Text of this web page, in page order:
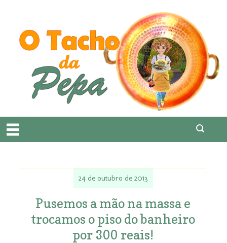
24 de outubro de 2013
Pusemos a mão na massa e
trocamos o piso do banheiro
por 300 reais!